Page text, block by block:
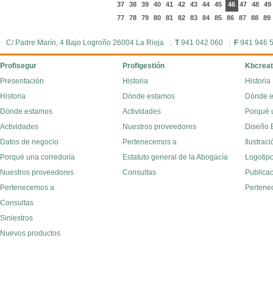
37
38 39 40 41 42 43 44 45 46 47 48
49
77
78 79 80 81 82 83 84 85 86 87 88 89
C/ Padre Marín, 4 Bajo Logroño 26004 La Rioja : T941 042 060 : F 941
Profisegur Profigestión
Presentación
Historia
Dónde estamos
Actividades
Datos de negocio
Porqué una correduría
Nuestros proveedores
Pertenecemos a
Consultas
Siniestros
Nuevos productos
Historia
Dónde estamos
Actividades
Nuestros proveedores
Pertenecemos a
Estatuto general de la Abogacía
Consultas
Historia
Dónde
Porqué
Diseño